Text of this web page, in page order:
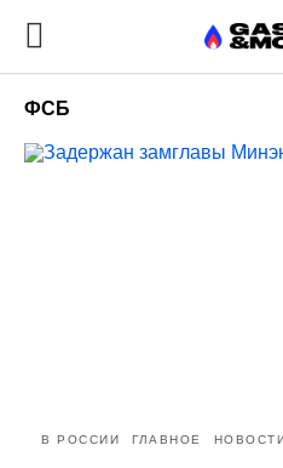
ФСБ
В РОССИИ ГЛАВНОЕ